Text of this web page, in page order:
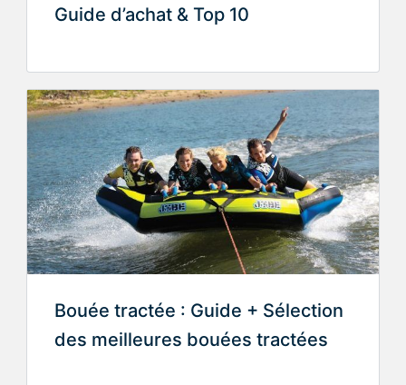
Guide d’achat & Top 10
Bouée tractée : Guide + Sélection
des meilleures bouées tractées